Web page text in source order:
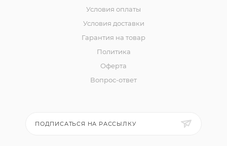
Условия оплаты
Условия доставки
Гарантия на товар
Политика
Оферта
Вопрос-ответ
ПОДПИСАТЬСЯ НА РАССЫЛКУ